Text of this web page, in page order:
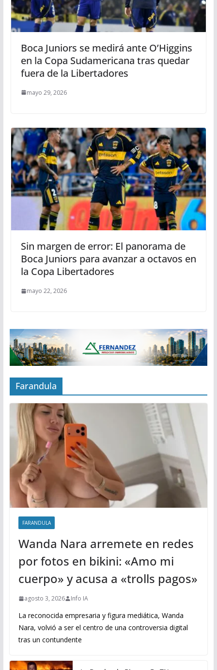
Boca Juniors se medirá ante O’Higgins
en la Copa Sudamericana tras quedar
fuera de la Libertadores
mayo 29, 2026
Sin margen de error: El panorama de
Boca Juniors para avanzar a octavos en
la Copa Libertadores
mayo 22, 2026
Farandula
FARANDULA
Wanda Nara arremete en redes
por fotos en bikini: «Amo mi
cuerpo» y acusa a «trolls pagos»
agosto 3, 2026 Info IA
La reconocida empresaria y figura mediática, Wanda
Nara, volvió a ser el centro de una controversia digital
tras un contundente